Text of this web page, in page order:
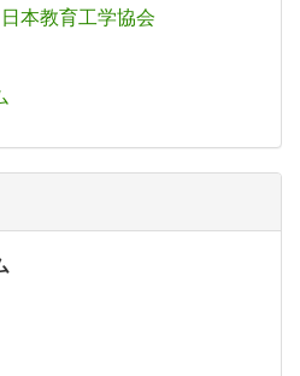
本教育工学協会